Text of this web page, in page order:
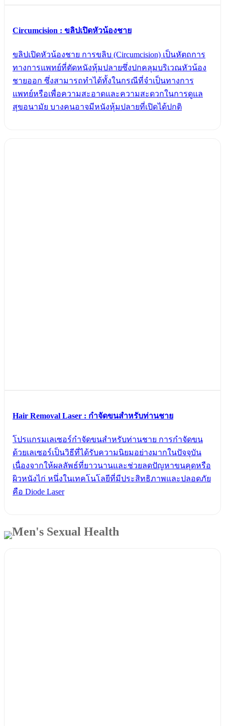
Circumcision : ขลิปเปิดหัวน้องชาย
ขลิปเปิดหัวน้องชาย การขลิบ (Circumcision) เป็นหัตถการ
ทางการแพทย์ที่ตัดหนังหุ้มปลายซึ่งปกคลุมบริเวณหัวน้อง
ชายออก ซึ่งสามารถทำได้ทั้งในกรณีที่จำเป็นทางการ
แพทย์หรือเพื่อความสะอาดและความสะดวกในการดูแล
สุขอนามัย บางคนอาจมีหนังหุ้มปลายที่เปิดได้ปกติ
Hair Removal Laser : กำจัดขนสำหรับท่านชาย
โปรแกรมเลเซอร์กำจัดขนสำหรับท่านชาย การกำจัดขน
ด้วยเลเซอร์เป็นวิธีที่ได้รับความนิยมอย่างมากในปัจจุบัน
เนื่องจากให้ผลลัพธ์ที่ยาวนานและช่วยลดปัญหาขนคุดหรือ
ผิวหนังไก่ หนึ่งในเทคโนโลยีที่มีประสิทธิภาพและปลอดภัย
คือ Diode Laser
Men's Sexual Health